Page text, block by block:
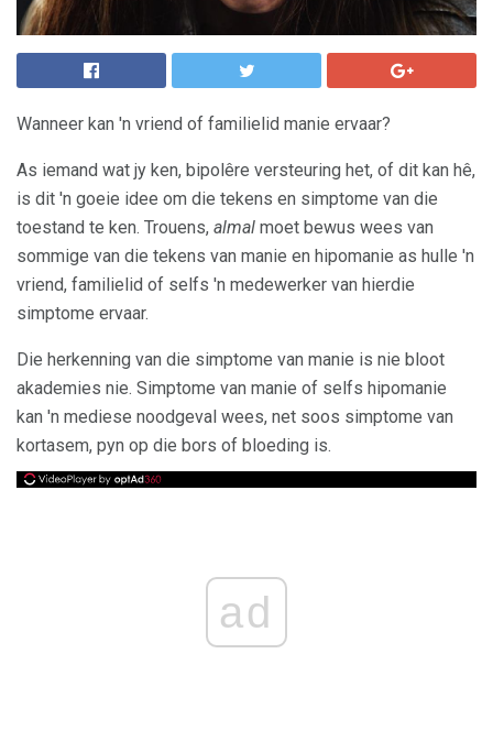
Wanneer kan 'n vriend of familielid manie ervaar?
As iemand wat jy ken, bipolêre versteuring het, of dit kan hê,
is dit 'n goeie idee om die tekens en simptome van die
toestand te ken. Trouens, almal moet bewus wees van
sommige van die tekens van manie en hipomanie as hulle 'n
vriend, familielid of selfs 'n medewerker van hierdie
simptome ervaar.
Die herkenning van die simptome van manie is nie bloot
akademies nie. Simptome van manie of selfs hipomanie
kan 'n mediese noodgeval wees, net soos simptome van
kortasem, pyn op die bors of bloeding is.
ad